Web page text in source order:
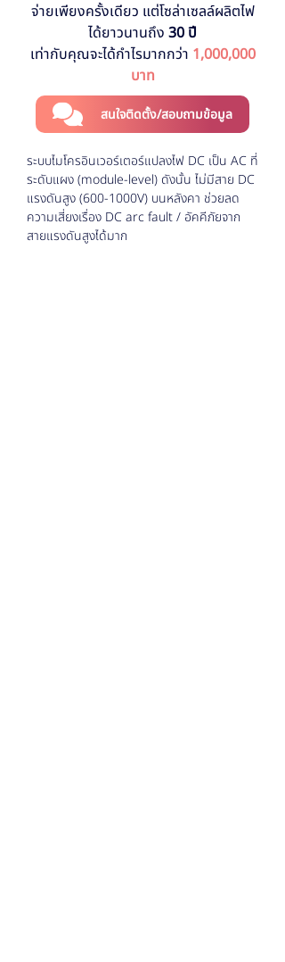
จ่ายเพียงครั้งเดียว แต่โซล่าเซลล์ผลิตไฟ
ได้ยาวนานถึง 30 ปี
เท่ากับคุณจะได้กำไรมากกว่า 1,000,000
บาท
สนใจติดตั้ง/สอบถามข้อมูล
ระบบไมโครอินเวอร์เตอร์แปลงไฟ DC เป็น AC ที่
ระดับแผง (module-level) ดังนั้น ไม่มีสาย DC
แรงดันสูง (600-1000V) บนหลังคา ช่วยลด
ความเสี่ยงเรื่อง DC arc fault / อัคคีภัยจาก
สายแรงดันสูงได้มาก